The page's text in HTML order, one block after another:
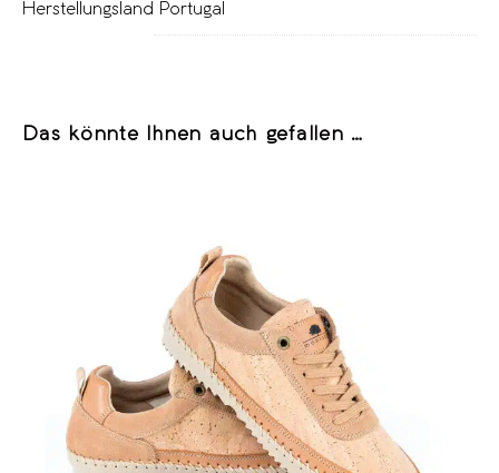
Herstellungsland Portugal
Das könnte Ihnen auch gefallen …